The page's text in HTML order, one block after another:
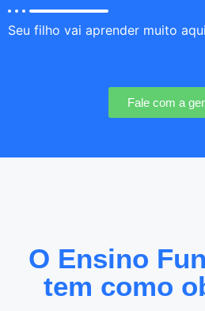
Seu filho vai aprender muito
Fale com a
O Ensino
tem como